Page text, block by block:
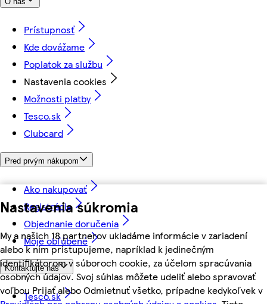
Nastavenia súkromia
My a našich 18 partnerov ukladáme informácie v zariadení
alebo k nim pristupujeme, napríklad k jedinečným
identifikátorom v súboroch cookie, za účelom spracúvania
osobných údajov. Svoj súhlas môžete udeliť alebo spravovať
voľbou Prijať alebo Odmietnuť všetko, prípadne kedykoľvek v
Prístupnosť
Kde dovážame
Poplatok za službu
Nastavenia cookies
Možnosti platby
Tesco.sk
Clubcard
Pred prvým nákupom
Ako nakupovať
Registrácia
Objednanie doručenia
Moje obľúbené
Kontaktujte nás
Tesco.sk